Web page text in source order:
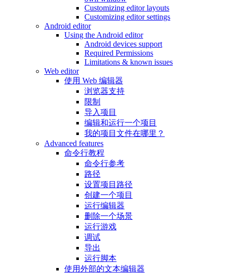
Customizing editor layouts
Customizing editor settings
Android editor
Using the Android editor
Android devices support
Required Permissions
Limitations & known issues
Web editor
使用 Web 编辑器
浏览器支持
限制
导入项目
编辑和运行一个项目
我的项目文件在哪里？
Advanced features
命令行教程
命令行参考
路径
设置项目路径
创建一个项目
运行编辑器
删除一个场景
运行游戏
调试
导出
运行脚本
使用外部的文本编辑器